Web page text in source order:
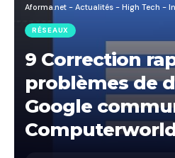
Aforma.net - Actualités - High Tech -
RÉSEAUX
9 Correction
problèmes de
Google